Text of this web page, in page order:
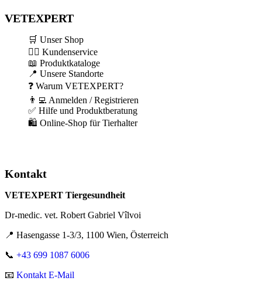
VETEXPERT
🛒 Unser Shop
🙋‍♂️ Kundenservice
📖 Produktkataloge
📍 Unsere Standorte
❓ Warum VETEXPERT?
👨‍💻 Anmelden / Registrieren
✅ Hilfe und Produktberatung
🛍️ Online-Shop für Tierhalter
Kontakt
VETEXPERT Tiergesundheit
Dr-medic. vet. Robert Gabriel Vîlvoi
📍 Hasengasse 1-3/3, 1100 Wien, Österreich
📞 +43 699 1087 6006
📧 Kontakt E-Mail